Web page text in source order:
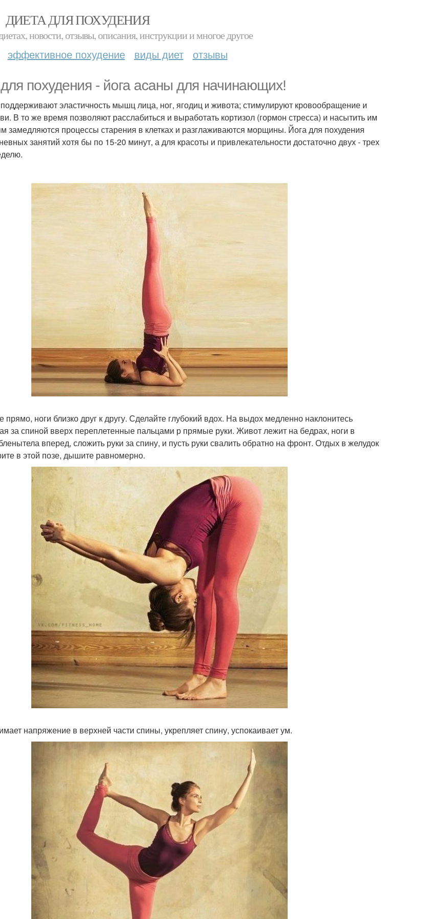
ДИЕТА ДЛЯ ПОХУДЕНИЯ
новости, отзывы, описания, инструкции и многое другое
эффективное похудение виды диет отзывы
похудения - йога асаны для начинающих!
эластичность мышц лица, ног, ягодиц и живота; стимулируют кровообращение и
В то же время позволяют расслабиться и выработать кортизол (гормон стресса) и насытить им
замедляются процессы старения в клетках и разглаживаются морщины. Йога для похудения
занятий хотя бы по 15-20 минут, а для красоты и привлекательности достаточно двух - трех
прямо, ноги близко друг к другу. Сделайте глубокий вдох. На выдох медленно наклонитесь
за спиной вверх переплетенные пальцами р прямые руки. Живот лежит на бедрах, ноги в
вперед, сложить руки за спину, и пусть руки свалить обратно на фронт. Отдых в желудок
в этой позе, дышите равномерно.
напряжение в верхней части спины, укрепляет спину, успокаивает ум.